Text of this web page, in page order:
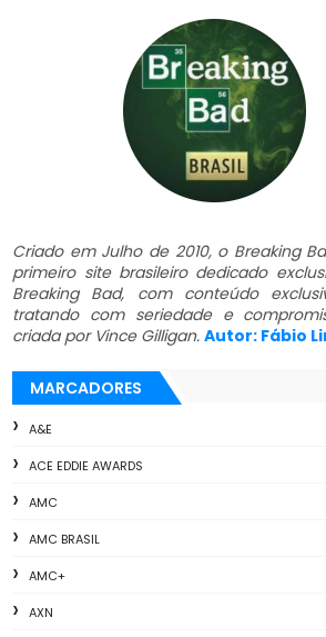
Criado em Julho de 2010, o Breaking
primeiro site brasileiro dedicado
Breaking Bad, com conteúdo
tratando com seriedade e
criada por Vince Gilligan. Autor: Fábio
MARCADORES
A&E
ACE EDDIE AWARDS
AMC
AMC BRASIL
AMC+
AXN